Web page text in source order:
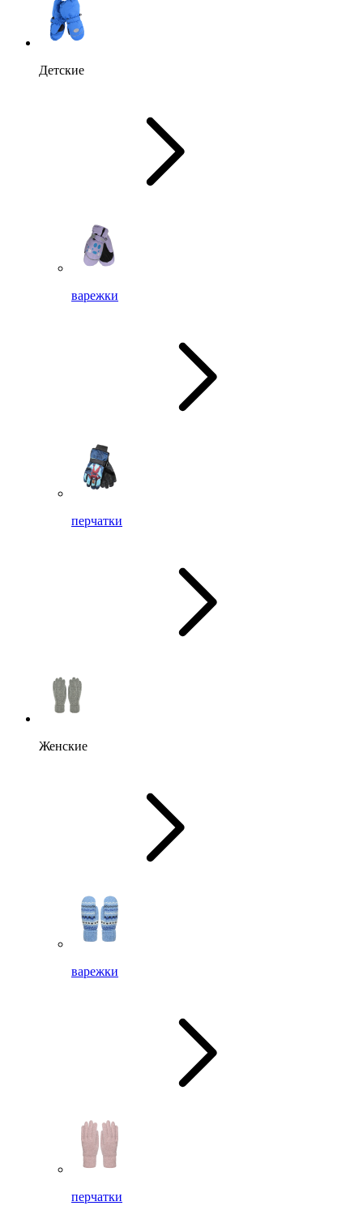
Детские
варежки
перчатки
Женские
варежки
перчатки